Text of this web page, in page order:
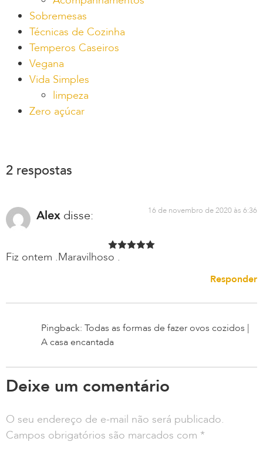
Sobremesas
Técnicas de Cozinha
Temperos Caseiros
Vegana
Vida Simples
limpeza
Zero açúcar
2 respostas
Alex disse: 16 de novembro de 2020 às 6:36
Fiz ontem .Maravilhoso .
Responder
Pingback: Todas as formas de fazer ovos cozidos |
A casa encantada
Deixe um comentário
O seu endereço de e-mail não será publicado.
Campos obrigatórios são marcados com *